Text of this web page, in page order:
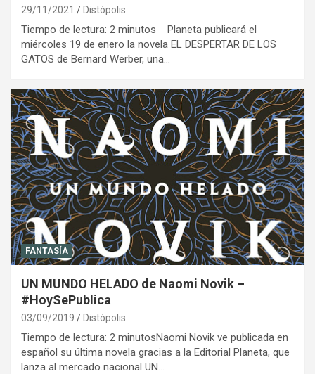
29/11/2021 Distópolis
Tiempo de lectura: 2 minutos Planeta publicará el
miércoles 19 de enero la novela EL DESPERTAR DE LOS
GATOS de Bernard Werber, una…
FANTASÍA
UN MUNDO HELADO de Naomi Novik –
#HoySePublica
03/09/2019 Distópolis
Tiempo de lectura: 2 minutosNaomi Novik ve publicada en
español su última novela gracias a la Editorial Planeta, que
lanza al mercado nacional UN…